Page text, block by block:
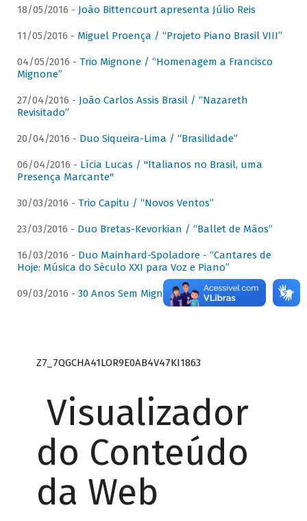
18/05/2016 - João Bittencourt apresenta Júlio Reis
11/05/2016 - Miguel Proença / “Projeto Piano Brasil VIII”
04/05/2016 - Trio Mignone / “Homenagem a Francisco
Mignone”
27/04/2016 - João Carlos Assis Brasil / “Nazareth
Revisitado”
20/04/2016 - Duo Siqueira-Lima / “Brasilidade”
06/04/2016 - Lícia Lucas / "Italianos no Brasil, uma
Presença Marcante"
30/03/2016 - Trio Capitu / “Novos Ventos”
23/03/2016 - Duo Bretas-Kevorkian / “Ballet de Mãos”
16/03/2016 - Duo Mainhard-Spoladore - “Cantares de
Hoje: Música do Século XXI para Voz e Piano”
09/03/2016 - 30 Anos Sem Mignone
Z7_7QGCHA41LOR9E0AB4V47KI1863
Visualizador
do Conteúdo
da Web